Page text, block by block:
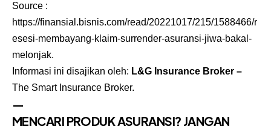
Source :
https://finansial.bisnis.com/read/20221017/215/1588466/r
esesi-membayang-klaim-surrender-asuransi-jiwa-bakal-
melonjak.
Informasi ini disajikan oleh: L&G Insurance Broker –
The Smart Insurance Broker.
—
MENCARI PRODUK ASURANSI? JANGAN